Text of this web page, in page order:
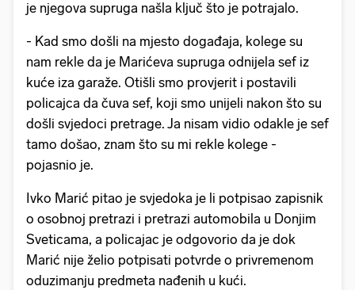
je njegova supruga našla ključ što je potrajalo.
- Kad smo došli na mjesto događaja, kolege su
nam rekle da je Marićeva supruga odnijela sef iz
kuće iza garaže. Otišli smo provjerit i postavili
policajca da čuva sef, koji smo unijeli nakon što su
došli svjedoci pretrage. Ja nisam vidio odakle je sef
tamo došao, znam što su mi rekle kolege -
pojasnio je.
Ivko Marić pitao je svjedoka je li potpisao zapisnik
o osobnoj pretrazi i pretrazi automobila u Donjim
Sveticama, a policajac je odgovorio da je dok
Marić nije želio potpisati potvrde o privremenom
oduzimanju predmeta nađenih u kući.